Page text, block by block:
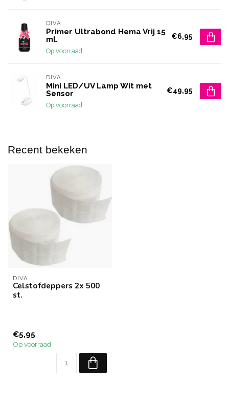
DIVA
Primer Ultrabond Hema Vrij 15
ml.
Op voorraad
€6,95
DIVA
Mini LED/UV Lamp Wit met
Sensor
Op voorraad
€49,95
Recent bekeken
DIVA
Celstofdeppers 2x 500
st.
€5,95
Op voorraad